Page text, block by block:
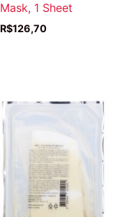
Mask, 1 Sheet
R$126,70